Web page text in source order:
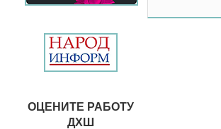
ОЦЕНИТЕ РАБОТУ
ДХШ